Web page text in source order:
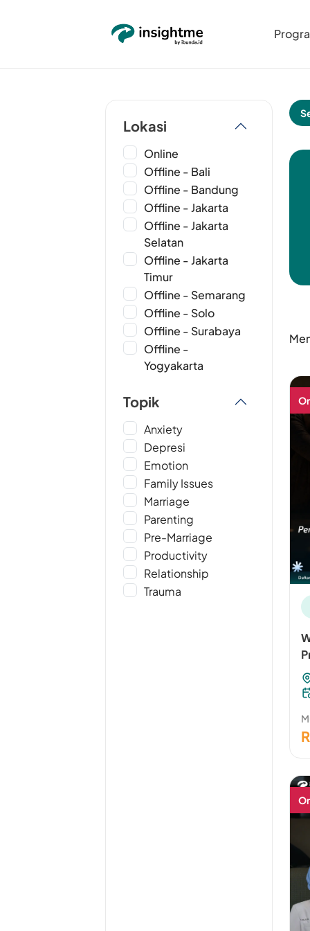
Lokasi
Online
Offline - Bali
Offline - Bandung
Offline - Jakarta
Offline - Jakarta
Selatan
Offline - Jakarta
Timur
Offline - Semarang
Offline - Solo
Offline - Surabaya
Offline -
Yogyakarta
Topik
Anxiety
Depresi
Emotion
Family Issues
Marriage
Parenting
Pre-Marriage
Productivity
Relationship
Trauma